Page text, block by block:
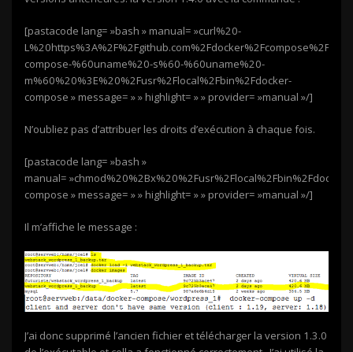
[pastacode lang= »bash » manual= »curl%20-
compose-%60uname%20-s%60-%60uname%20-
m%60%20%3E%20%2Fusr%2Flocal%2Fbin%2Fdocker-
compose » message= » » highlight= » » provider= »manual »/]
N’oubliez pas d’attribuer les droits d’exécution à chaque fois.
[pastacode lang= »bash »
manual= »chmod%20%2Bx%20%2Fusr%2Flocal%2Fbin%2Fdocker-
compose » message= » » highlight= » » provider= »manual »/]
Il m’affiche le message :
J’ai donc supprimé l’ancien fichier et télécharger la version 1.3.0